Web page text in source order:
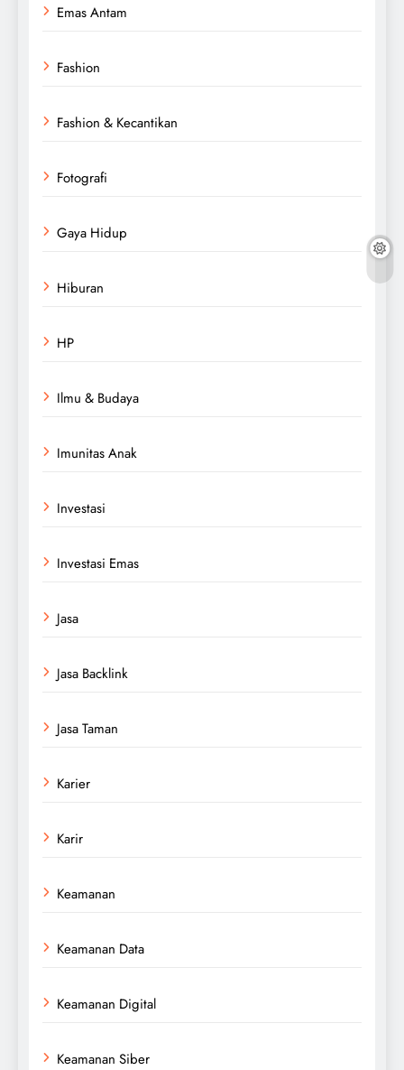
Emas Antam
Fashion
Fashion & Kecantikan
Fotografi
Gaya Hidup
Hiburan
HP
Ilmu & Budaya
Imunitas Anak
Investasi
Investasi Emas
Jasa
Jasa Backlink
Jasa Taman
Karier
Karir
Keamanan
Keamanan Data
Keamanan Digital
Keamanan Siber